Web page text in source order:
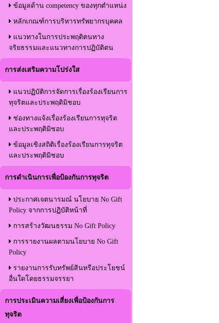
ข้อมูลด้าน competency ของทุกตำแหน่ง
หลักเกณฑ์การบริหารทรัพยากรบุคคล
แนวทางในการประพฤติตนทาง
จริยธรรมและแนวทางการปฏิบัติตน
การส่งเสริมความโปร่งใส
แนวปฏิบัติการจัดการเรื่องร้องเรียนการ
ทุจริตและประพฤติมิชอบ
ช่องทางแจ้งเรื่องร้องเรียนการทุจริต
และประพฤติมิชอบ
ข้อมูลเชิงสถิติเรื่องร้องเรียนการทุจริต
และประพฤติมิชอบ
การดำเนินการเพื่อป้องกันการทุจริต
ประกาศเจตนารมณ์ นโยบาย No Gift
Policy จากการปฏิบัติหน้าที่
การสร้างวัฒนธรรม No Gift Policy
การรายงานผลตามนโยบาย No Gift
Policy
รายงานการรับทรัพย์สินหรือประโยชน์
อื่นใดโดยธรรมจรรยา
การประเมินความเสี่ยงเพื่อป้องกันการ
ทุจริต